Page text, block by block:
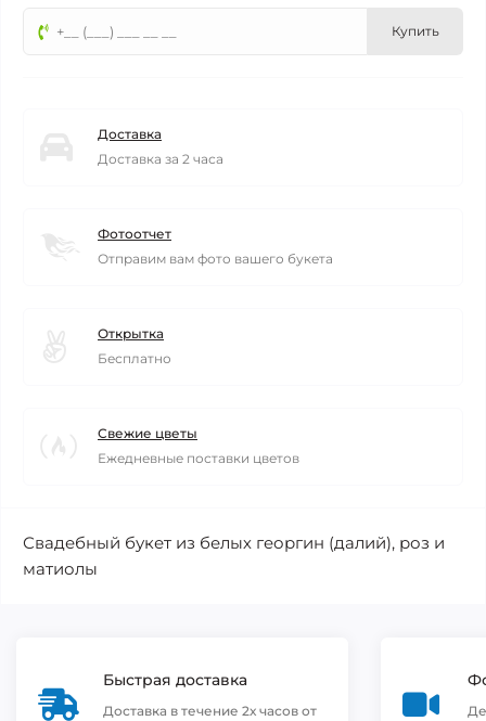
Купить
Доставка
Доставка за 2 часа
Фотоотчет
Отправим вам фото вашего букета
Открытка
Бесплатно
Свежие цветы
Ежедневные поставки цветов
Свадебный букет из белых георгин (далий), роз и
матиолы
Быстрая доставка
Доставка в течение 2х часов от